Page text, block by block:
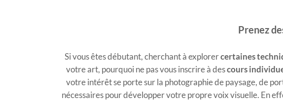
Prenez
Si vous êtes débutant, cherchant à explorercertaines
votre art, pourquoi ne pas vous inscrire à descours
votre intérêt se porte sur la photographie de paysage, de
nécessaires pour développer votre propre voix visuelle. En